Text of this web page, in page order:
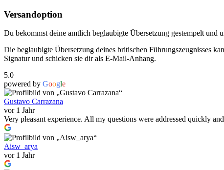
Versandoption
Du bekommst deine amtlich beglaubigte Übersetzung gestempelt
Die beglaubigte Übersetzung deines britischen Führungszeugnisses
Signatur und schicken sie dir als E-Mail-Anhang.
5.0
powered by Google
Gustavo Carrazana
vor 1 Jahr
Very pleasant experience. All my questions were addressed quickly
Aisw_arya
vor 1 Jahr